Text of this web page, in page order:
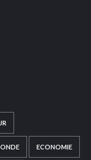
ECONOMIE